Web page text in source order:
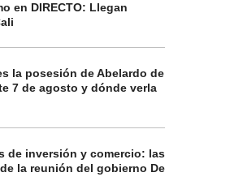
en DIRECTO: Llegan
la posesión de Abelardo de
7 de agosto y dónde verla
de inversión y comercio: las
la reunión del gobierno De